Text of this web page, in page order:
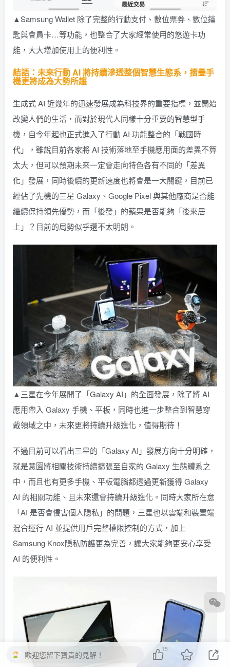
▲Samsung Wallet 除了完整的行動支付、數位票券、數位鑰
匙與會員卡…等功能，也整合了大家經常使用的悠遊卡功
能，大大增加使用上的便利性。
結語：未來行動 AI 將持續滲透整個智慧生態系，摺疊手
機更將成為大勢所趨
生成式 AI 近幾年的迅速發展成為科技界的重要指標，並開始
改變人們的生活，而對於現代人同樣十分重要的智慧型手
機，自今年起也正式進入了行動 AI 功能整合的「戰國時
代」，雖說目前各家將 AI 技術落地至手機應用面的差異不算
太大，但可以預期未來一定會走向特色各有不同的「差異
化」發展，同時後續的更新速度也將會是一大關鍵，目前已
經佔了先機的三星 Galaxy、Google Pixel 與其他廠商是否能
繼續保持領先優勢，而「後發」的蘋果是否能夠「後來居
上」？目前的局勢似乎還不太明朗。
▲三星在今年展開了「Galaxy AI」的全面發展，除了將 AI
應用帶入 Galaxy 手機、平板，同時也進一步整合到智慧穿
戴領域之中，未來更將持續升級進化，值得期待！
不過目前可以看出三星的「Galaxy AI」發展方向十分明確，
就是意圖將相關技術持續擴張至自家的 Galaxy 生態體系之
中，而且也有更多手機、平板電腦都透過更新獲得 Galaxy
AI 的相關功能、且未來還會持續升級進化。同時大家所在意
「AI 是否會侵害個人隱私」的問題，三星也以雲端和裝置端
混合運行 AI 並提供用戶完整權限控制的方式，加上
Samsung Knox隱私防護更為完善，讓大家能夠更安心享受
AI 的便利性。
歡迎您留下寶貴的見解！
15